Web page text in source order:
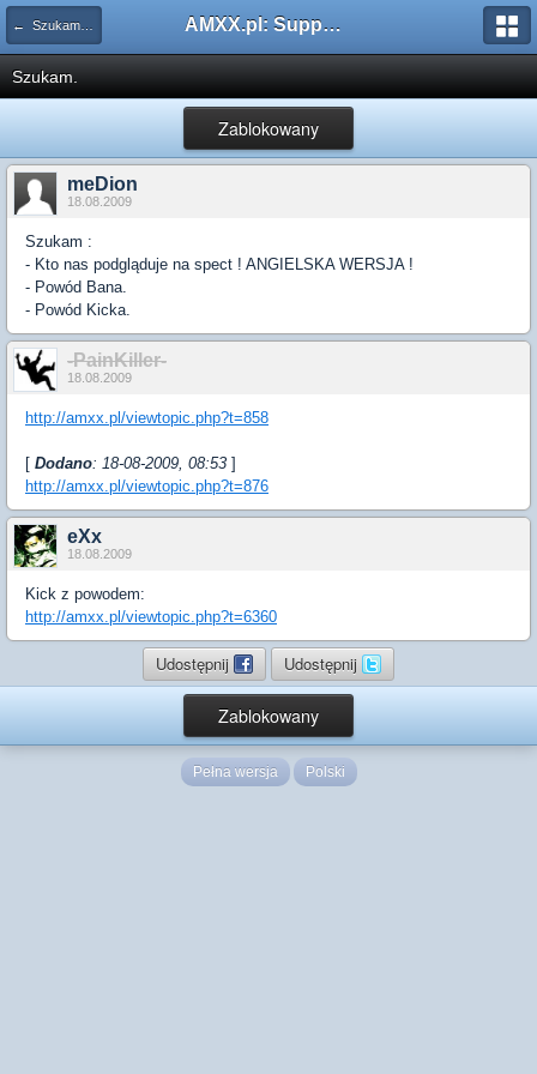
← Szukam pluginu AMXX.pl: Support AMX Mod X i SourceMod
Szukam.
Zablokowany
meDion
18.08.2009
Szukam :
- Kto nas podgląduje na spect ! ANGIELSKA WERSJA !
- Powód Bana.
- Powód Kicka.
-PainKiller-
18.08.2009
http://amxx.pl/viewtopic.php?t=858
[ Dodano: 18-08-2009, 08:53 ]
http://amxx.pl/viewtopic.php?t=876
eXx
18.08.2009
Kick z powodem:
http://amxx.pl/viewtopic.php?t=6360
Udostępnij Udostępnij
Zablokowany
Pełna wersja Polski